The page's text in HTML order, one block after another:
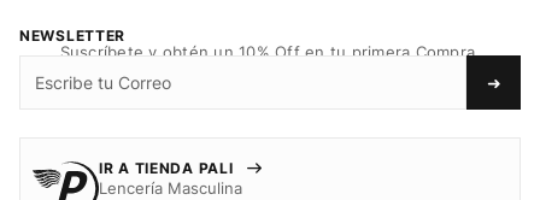
NEWSLETTER
Suscríbete y obtén un 10% Off en tu primera Compra.
➜
IR A TIENDA PALI
Lencería Masculina